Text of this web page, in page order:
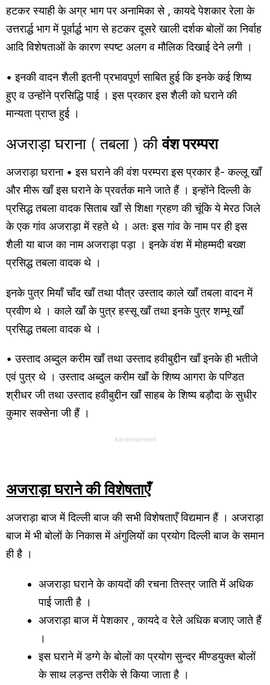
हटकर स्याही के अग्र भाग पर अनामिका से , कायदे पेशकार रेला के
उत्तरार्द्ध भाग में पूर्वार्द्ध भाग से हटकर दूसरे खाली दर्शक बोलों का निर्वाह
आदि विशेषताओं के कारण स्पष्ट अलग व मौलिक दिखाई देने लगी ।
• इनकी वादन शैली इतनी प्रभावपूर्ण साबित हुई कि इनके कई शिष्य
हुए व उन्होंने प्रसिद्धि पाई । इस प्रकार इस शैली को घराने की
मान्यता प्राप्त हुई ।
अजराड़ा घराना ( तबला ) कीवंश परम्परा
अजराड़ा घराना • इस घराने की वंश परम्परा इस प्रकार है- कल्लू खाँ
और मीरू खाँ इस घराने के प्रवर्तक माने जाते हैं । इन्होंने दिल्ली के
प्रसिद्ध तबला वादक सिताब खाँ से शिक्षा ग्रहण की चूंकि ये मेरठ जिले
के एक गांव अजराड़ा में रहते थे । अतः इस गांव के नाम पर ही इस
शैली या बाज का नाम अजराड़ा पड़ा । इनके वंश में मोहम्मदी बख्श
प्रसिद्ध तबला वादक थे ।
इनके पुत्र मियाँ चाँद खाँ तथा पौत्र उस्ताद काले खाँ तबला वादन में
प्रवीण थे । काले खाँ के पुत्र हस्सू खाँ तथा इनके पुत्र शम्भू खाँ
प्रसिद्ध तबला वादक थे ।
• उस्ताद अब्दुल करीम खाँ तथा उस्ताद हवीबुद्दीन खाँ इनके ही भतीजे
एवं पुत्र थे । उस्ताद अब्दुल करीम खाँ के शिष्य आगरा के पण्डित
श्रीधर जी तथा उस्ताद हवीबुद्दीन खाँ साहब के शिष्य बड़ौदा के सुधीर
कुमार सक्सेना जी हैं ।
Advertisement
अजराड़ा घराने की विशेषताएँ
अजराड़ा बाज में दिल्ली बाज की सभी विशेषताएँ विद्यमान हैं । अजराड़ा
बाज में भी बोलों के निकास में अंगुलियों का प्रयोग दिल्ली बाज के समान
ही है ।
अजराड़ा घराने के कायदों की रचना तिस्त्र जाति में अधिक
पाई जाती है ।
अजराड़ा बाज में पेशकार , कायदे व रेले अधिक बजाए जाते हैं
।
इस घराने में डग्गे के बोलों का प्रयोग सुन्दर मीण्डयुक्त बोलों
के साथ लड़न्त तरीके से किया जाता है ।